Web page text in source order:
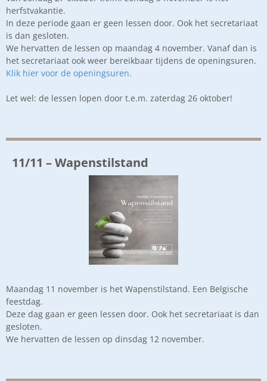
herfstvakantie.
In deze periode gaan er geen lessen door. Ook het secretariaat
is dan gesloten.
We hervatten de lessen op maandag 4 november. Vanaf dan is
het secretariaat ook weer bereikbaar tijdens de openingsuren.
Klik hier voor de openingsuren.
Let wel: de lessen lopen door t.e.m. zaterdag 26 oktober!
11/11 – Wapenstilstand
Maandag 11 november is het Wapenstilstand. Een Belgische
feestdag.
Deze dag gaan er geen lessen door. Ook het secretariaat is dan
gesloten.
We hervatten de lessen op dinsdag 12 november.